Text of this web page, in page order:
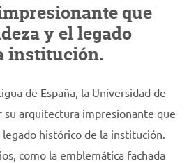
que
y el legado
institución.
de España, la Universidad de
su arquitectura impresionante que
histórico de la institución.
como la emblemática fachada